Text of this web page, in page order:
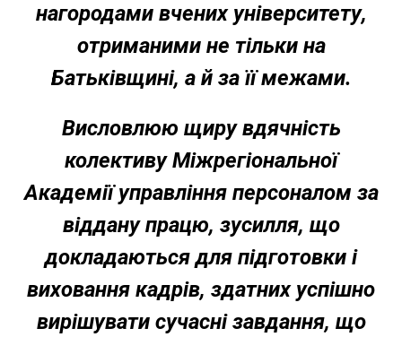
нагородами вчених університету,
отриманими не тільки на
Батьківщині, а й за її межами.
Висловлюю щиру вдячність
колективу Міжрегіональної
Академії управління персоналом за
віддану працю, зусилля, що
докладаються для підготовки і
виховання кадрів, здатних успішно
вирішувати сучасні завдання, що